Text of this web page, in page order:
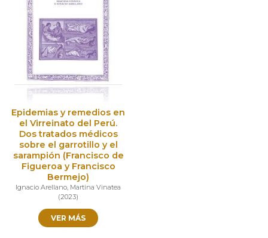
Epidemias y remedios en
el Virreinato del Perú.
Dos tratados médicos
sobre el garrotillo y el
sarampión (Francisco de
Figueroa y Francisco
Bermejo)
Ignacio Arellano, Martina Vinatea
(2023)
VER MÁS